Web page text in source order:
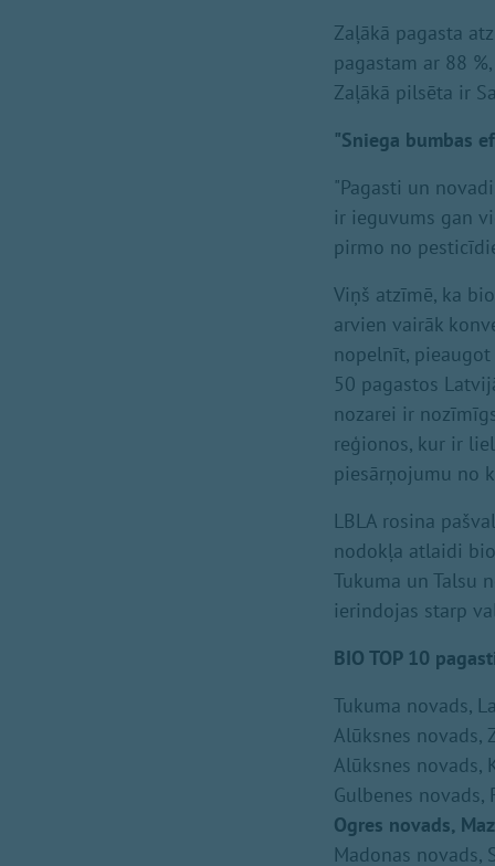
Zaļākā pagasta
pagastam ar 88
Zaļākā pilsēta ir
"Sniega bumbas
"Pagasti un
ir ieguvums gan
pirmo no
Viņš atzīmē, ka
arvien vairāk
nopelnīt,
50 pagastos
nozarei ir
reģionos, kur ir
piesārņojumu no
LBLA rosina
nodokļa atlaidi
Tukuma un Talsu
ierindojas starp
BIO TOP 10
Tukuma novads,
Alūksnes novads,
Alūksnes novads,
Gulbenes novads,
Ogres novads,
Madonas novads,